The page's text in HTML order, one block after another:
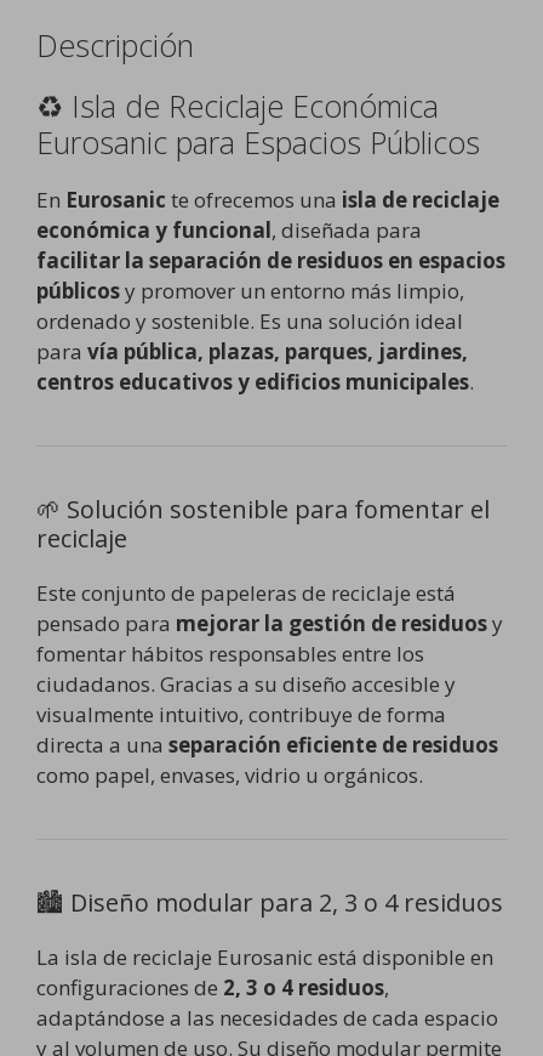
Descripción
♻️ Isla de Reciclaje Económica
Eurosanic para Espacios Públicos
En Eurosanic te ofrecemos una isla de reciclaje
económica y funcional, diseñada para
facilitar la separación de residuos en espacios
públicosy promover un entorno más limpio,
ordenado y sostenible. Es una solución ideal
para vía pública, plazas, parques, jardines,
centros educativos y edificios municipales.
🌱 Solución sostenible para fomentar el
reciclaje
Este conjunto de papeleras de reciclaje está
pensado para mejorar la gestión de residuosy
fomentar hábitos responsables entre los
ciudadanos. Gracias a su diseño accesible y
visualmente intuitivo, contribuye de forma
directa a una separación eficiente de residuos
como papel, envases, vidrio u orgánicos.
🏙️ Diseño modular para 2, 3 o 4 residuos
La isla de reciclaje Eurosanic está disponible en
configuraciones de 2, 3 o 4 residuos,
adaptándose a las necesidades de cada espacio
y al volumen de uso. Su diseño modular permite